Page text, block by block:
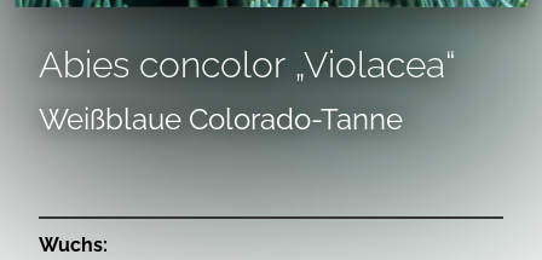
Abies concolor „Violacea“
Weißblaue Colorado-Tanne
Wuchs: